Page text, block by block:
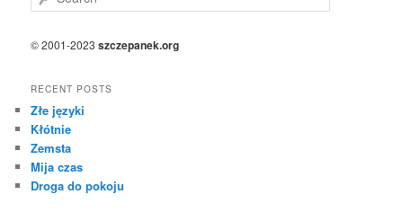
e
r© 2001-2023szczepanek.org
RECENT POSTS
Złe języki
Kłótnie
Zemsta
Mija czas
Droga do pokoju